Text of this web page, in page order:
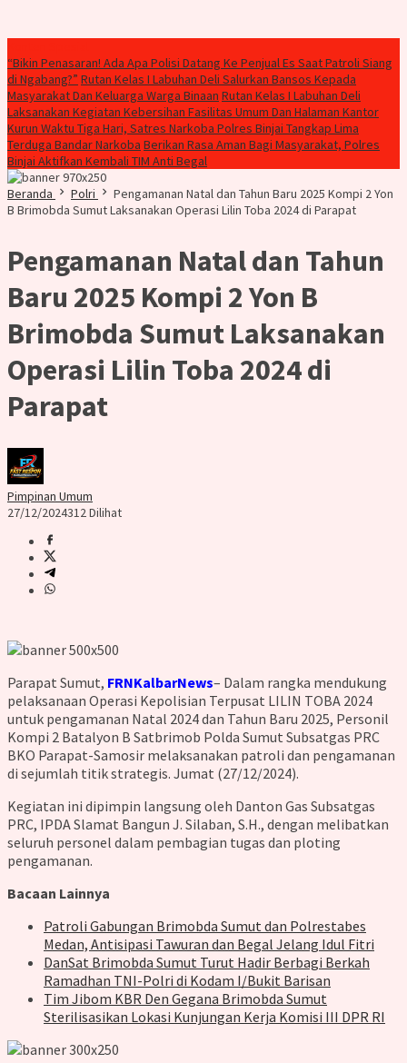
“Bikin Penasaran! Ada Apa Polisi Datang Ke Penjual Es Saat Patroli Siang
di Ngabang?” Rutan Kelas I Labuhan Deli Salurkan Bansos Kepada
Masyarakat Dan Keluarga Warga Binaan Rutan Kelas I Labuhan Deli
Laksanakan Kegiatan Kebersihan Fasilitas Umum Dan Halaman Kantor
Kurun Waktu Tiga Hari, Satres Narkoba Polres Binjai Tangkap Lima
Terduga Bandar Narkoba Berikan Rasa Aman Bagi Masyarakat, Polres
Binjai Aktifkan Kembali TIM Anti Begal
Beranda
Polri
Pengamanan Natal dan Tahun Baru 2025 Kompi 2 Yon
B Brimobda Sumut Laksanakan Operasi Lilin Toba 2024 di Parapat
Pengamanan Natal dan Tahun
Baru 2025 Kompi 2 Yon B
Brimobda Sumut Laksanakan
Operasi Lilin Toba 2024 di
Parapat
Pimpinan Umum
27/12/2024312 Dilihat
Parapat Sumut, FRNKalbarNews– Dalam rangka mendukung
pelaksanaan Operasi Kepolisian Terpusat LILIN TOBA 2024
untuk pengamanan Natal 2024 dan Tahun Baru 2025, Personil
Kompi 2 Batalyon B Satbrimob Polda Sumut Subsatgas PRC
BKO Parapat-Samosir melaksanakan patroli dan pengamanan
di sejumlah titik strategis. Jumat (27/12/2024).
Kegiatan ini dipimpin langsung oleh Danton Gas Subsatgas
PRC, IPDA Slamat Bangun J. Silaban, S.H., dengan melibatkan
seluruh personel dalam pembagian tugas dan ploting
pengamanan.
Bacaan Lainnya
Patroli Gabungan Brimobda Sumut dan Polrestabes
Medan, Antisipasi Tawuran dan Begal Jelang Idul Fitri
DanSat Brimobda Sumut Turut Hadir Berbagi Berkah
Ramadhan TNI-Polri di Kodam I/Bukit Barisan
Tim Jibom KBR Den Gegana Brimobda Sumut
Sterilisasikan Lokasi Kunjungan Kerja Komisi III DPR RI